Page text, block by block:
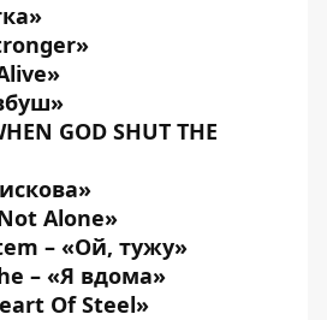
GOD SHUT THE
Alone»
– «Ой, тужу»
– «Я вдома»
Of Steel»